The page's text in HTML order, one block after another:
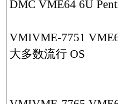
DMC VME64 6U
VMIVME-7751
大多数流行 OS